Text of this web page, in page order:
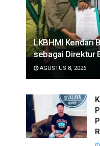
LKBHMI Kendari
sebagai Direktur
AGUSTUS 8, 2026